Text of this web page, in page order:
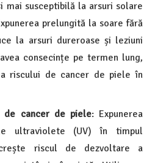
mai susceptibilă la arsuri solare
prelungită la soare fără
la arsuri dureroase și leziuni
consecințe pe termen lung,
riscului de cancer de piele în
de cancer de piele: Expunerea
ultraviolete (UV) în timpul
riscul de dezvoltare a